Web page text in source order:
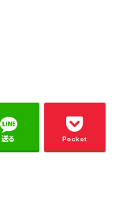
送る Pocket